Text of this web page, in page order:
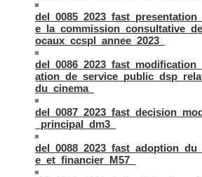
ocaux_ccspl_annee_2023_
du_cinema_
_principal_dm3_
e_et_financier_M57_